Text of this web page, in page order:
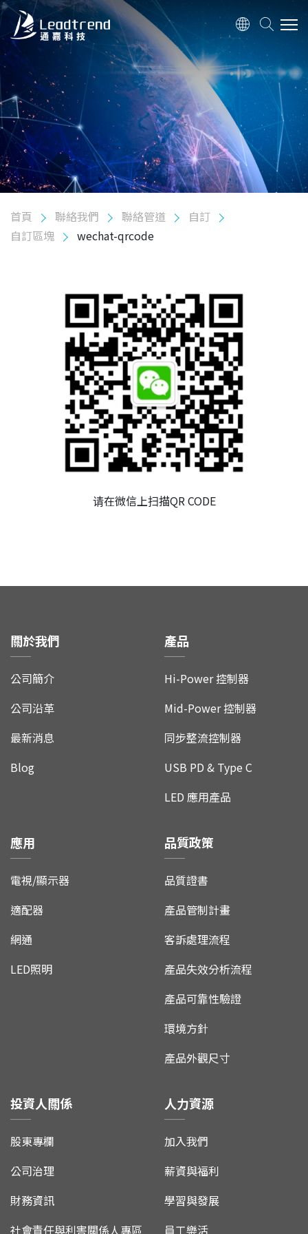
關於我們
產品
應用
品質政策
投資人關係
聯絡我們
聯絡管道
聯絡表單
首頁 聯絡我們 聯絡管道
自訂
自訂區塊
wechat-qrcode
请在微信上扫描QR CODE
關於我們
公司簡介
公司沿革
最新消息
Blog
產品
Hi-Power 控制器
Mid-Power 控制器
同步整流控制器
USB PD & Type C
LED 應用產品
應用
電視/顯示器
適配器
網通
LED照明
品質政策
品質證書
產品管制計畫
客訴處理流程
產品失效分析流程
產品可靠性驗證
環境方針
產品外觀尺寸
投資人關係
股東專欄
公司治理
財務資訊
社會責任與利害關係人專區
人力資源
加入我們
薪資與福利
學習與發展
員工樂活